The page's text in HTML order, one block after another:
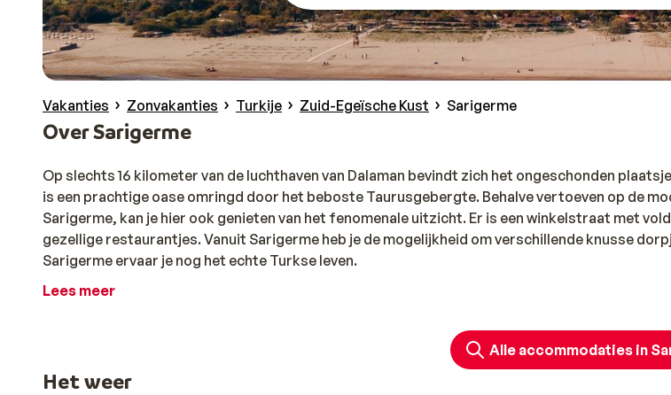
Vakanties Zonvakanties Turkije Zuid-Egeïsche Kust Sarigerme
Over Sarigerme
Op slechts 16 kilometer van de luchthaven van Dalaman bevindt zich het ongeschonden
is een prachtige oase omringd door het beboste Taurusgebergte. Behalve vertoeven op de
Sarigerme, kan je hier ook genieten van het fenomenale uitzicht. Er is een winkelstraat met
gezellige restaurantjes. Vanuit Sarigerme heb je de mogelijkheid om verschillende knusse
Sarigerme ervaar je nog het echte Turkse leven.
Lees meer
Alle accommodaties in
Het weer